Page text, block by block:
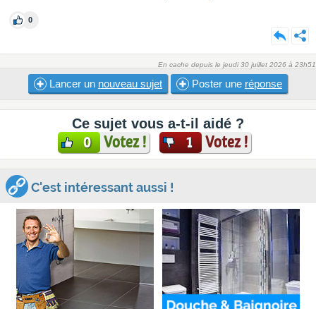
0
En cache depuis le jeudi 30 juillet 2026 à 23h51
Lancer un nouveau sujet Poster une réponse
Ce sujet vous a-t-il aidé ?
0 Votez ! 1 Votez !
C'est intéressant aussi !